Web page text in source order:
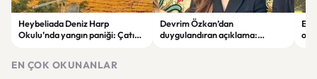
Heybeliada Deniz Harp
Okulu’nda yangın paniği: Çatıda
Devrim Özkan’dan
duygulandıran açıklama:
EN ÇOK OKUNANLAR